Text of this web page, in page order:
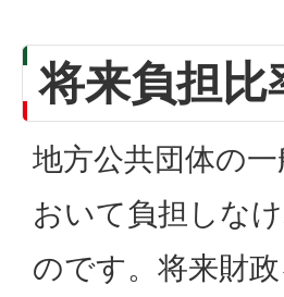
将来負担比
地方公共団体の
おいて負担しな
のです。将来財